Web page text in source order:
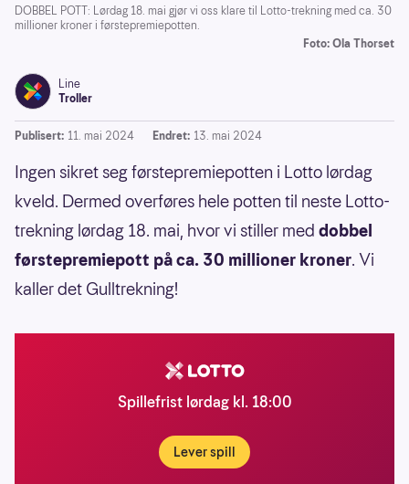
DOBBEL POTT: Lørdag 18. mai gjør vi oss klare til Lotto-trekning med ca. 30
millioner kroner i førstepremiepotten.
Foto: Ola Thorset
Line
Troller
Publisert: 11. mai 2024 Endret: 13. mai 2024
Ingen sikret seg førstepremiepotten i Lotto lørdag
kveld. Dermed overføres hele potten til neste Lotto-
trekning lørdag 18. mai, hvor vi stiller med dobbel
førstepremiepott på ca. 30 millioner kroner. Vi
kaller det Gulltrekning!
Spillefrist lørdag kl. 18:00
Lever spill